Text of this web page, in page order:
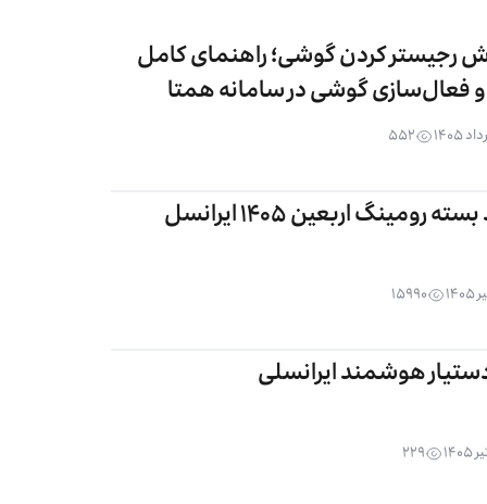
رجیستر کردن گوشی؛ راهنمای کامل
فعال‌سازی گوشی در سامانه همتا
۵۵۲
رومینگ اربعین ۱۴۰۵ ایرانسل
۱۵۹۹۰
دستیار هوشمند ایرانسلی
۲۲۹